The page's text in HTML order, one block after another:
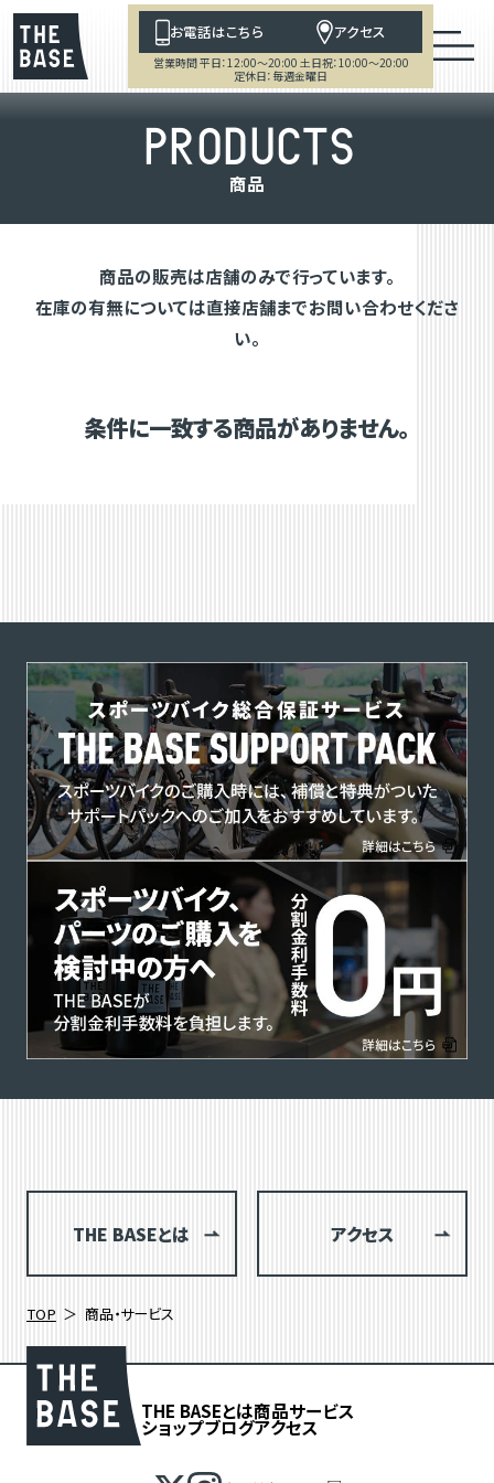
お電話はこちら アクセス
営業時間 平日：12:00～20:00 土日祝：10:00～20:00
定休日：毎週金曜日
PRODUCTS
商品
商品の販売は店舗のみで行っています。
在庫の有無については直接店舗までお問い合わせくださ
い。
条件に一致する商品がありません。
THE BASEとは アクセス
TOP 商品・サービス
THE BASEとは商品サービス
ショップブログアクセス